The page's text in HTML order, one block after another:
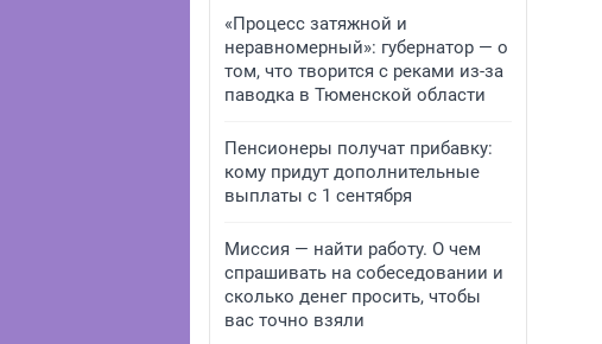
«Процесс затяжной и
неравномерный»: губернатор — о
том, что творится с реками из-за
паводка в Тюменской области
Пенсионеры получат прибавку:
кому придут дополнительные
выплаты с 1 сентября
Миссия — найти работу. О чем
спрашивать на собеседовании и
сколько денег просить, чтобы
вас точно взяли